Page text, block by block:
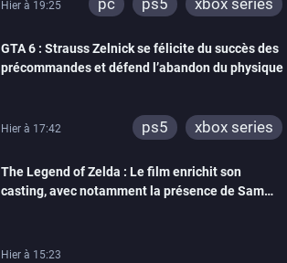
Hier à 19:25 pc ps5 xbox series
GTA 6 : Strauss Zelnick se félicite du succès des
précommandes et défend l’abandon du physique
Hier à 17:42 ps5 xbox series
The Legend of Zelda : Le film enrichit son
casting, avec notamment la présence de Sam
Hier à 15:23